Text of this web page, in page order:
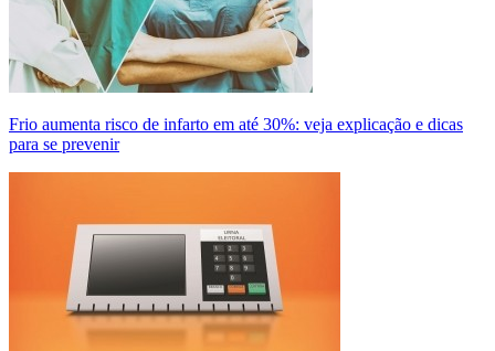
Frio aumenta risco de infarto em até 30%: veja explicação e dicas
para se prevenir